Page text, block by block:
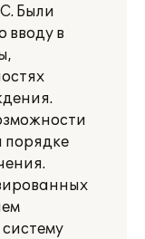
Были
вводу в
порядке